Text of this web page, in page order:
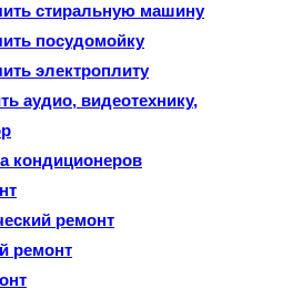
стиральную машину
посудомойку
электроплиту
аудио, видеотехнику,
кондиционеров
ремонт
ремонт